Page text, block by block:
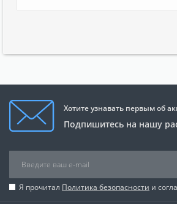
Хотите узнавать первым об
Подпишитесь на нашу
Я прочитал Политика безопасности и